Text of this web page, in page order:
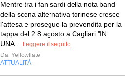
Mentre tra i fan sardi della nota band
della scena alternativa torinese cresce
l'attesa e prosegue la prevendita per la
tappa del 2 8 agosto a Cagliari "IN
UNA... Leggere il seguito
Da Yellowflate
ATTUALITÀ